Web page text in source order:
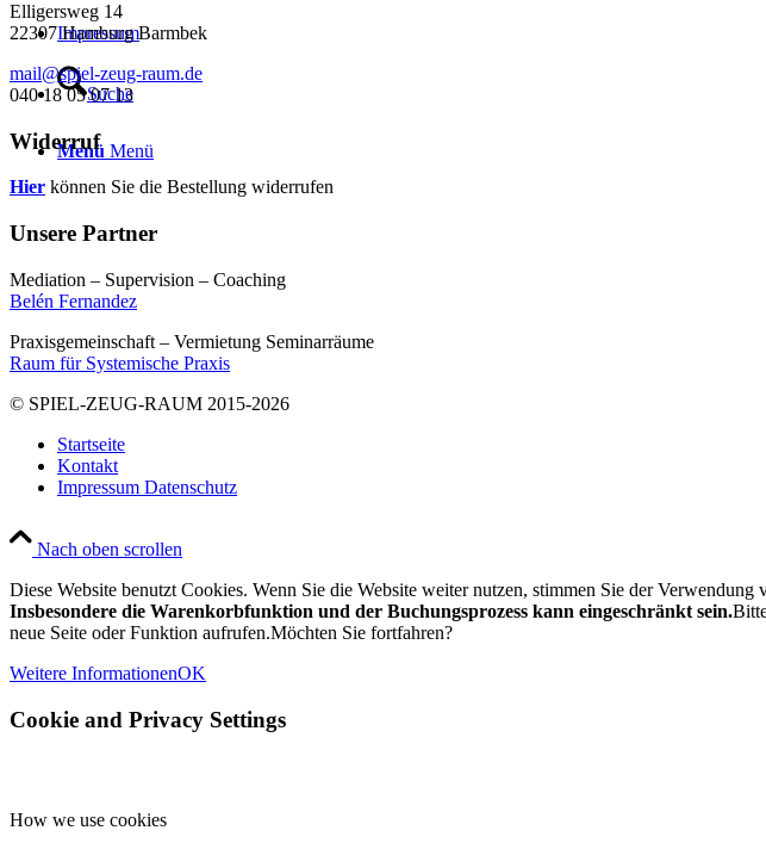
Impressum
Suche
Menü Menü
Elligersweg 14
22307 Hamburg Barmbek
mail@spiel-zeug-raum.de
040 18 05 07 13
Widerruf
Hier können Sie die Bestellung widerrufen
Unsere Partner
Mediation – Supervision – Coaching
Belén Fernandez
Praxisgemeinschaft – Vermietung Seminarräume
Raum für Systemische Praxis
© SPIEL-ZEUG-RAUM 2015-2026
Startseite
Kontakt
Impressum Datenschutz
Nach oben scrollen
Diese Website benutzt Cookies. Wenn Sie die Website weiter nutzen, stimmen Sie der Verwendung
Insbesondere die Warenkorbfunktion und der Buchungsprozess kann eingeschränkt sein.
neue Seite oder Funktion aufrufen.Möchten Sie fortfahren?
Weitere InformationenOK
Cookie and Privacy Settings
How we use cookies